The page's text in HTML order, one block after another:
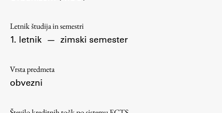
Organiziranost
Alumni
Mednarodno sodelovanje
Članstva v združenjih
Tržna dejavnost
Letnik študija in semestri
1. letnik — zimski semester
Vrsta predmeta
obvezni